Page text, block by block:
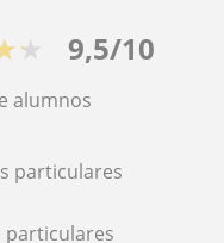
9,5/10
alumnos
particulares
particulares